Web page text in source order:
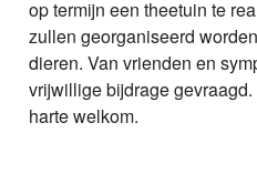
op termijn een theetuin te
zullen georganiseerd
dieren. Van vrienden en
vrijwillige bijdrage
harte welkom.